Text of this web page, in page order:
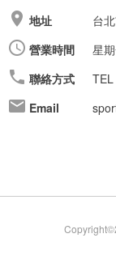
地址
台
營業時間
星
聯絡方式
Email